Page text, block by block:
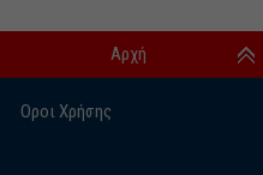
Οροι Χρήσης
Αρχή